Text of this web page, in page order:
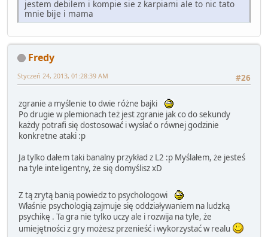
jestem debilem i kompie sie z karpiami ale to nic tato
mnie bije i mama
Fredy
#26
Styczeń 24, 2013, 01:28:39 AM
zgranie a myślenie to dwie różne bajki
Po drugie w plemionach też jest zgranie jak co do sekundy
każdy potrafi się dostosować i wysłać o równej godzinie
konkretne ataki :p
Ja tylko dałem taki banalny przykład z L2 :p Myślałem, że jesteś
na tyle inteligentny, że się domyślisz xD
Z tą zrytą banią powiedz to psychologowi
Właśnie psychologią zajmuje się oddziaływaniem na ludzką
psychikę . Ta gra nie tylko uczy ale i rozwija na tyle, że
umiejętności z gry możesz przenieść i wykorzystać w realu